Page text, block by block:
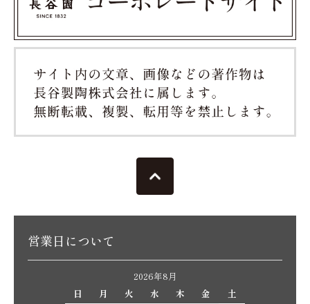
営業日について
2026年8月
日
月 火 水 木 金
土